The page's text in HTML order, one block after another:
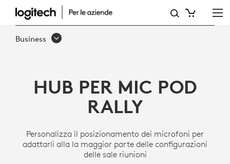
HUB
PER
RALLY
Business
HUB PER MIC POD
RALLY
Personalizza il posizionamento dei microfoni per
adattarli alla la maggior parte delle configurazioni
delle sale riunioni